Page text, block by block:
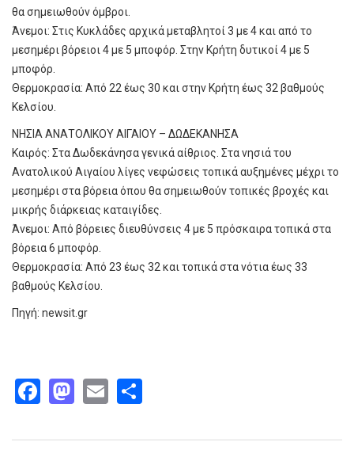
θα σημειωθούν όμβροι.
Άνεμοι: Στις Κυκλάδες αρχικά μεταβλητοί 3 με 4 και από το
μεσημέρι βόρειοι 4 με 5 μποφόρ. Στην Κρήτη δυτικοί 4 με 5
μποφόρ.
Θερμοκρασία: Από 22 έως 30 και στην Κρήτη έως 32 βαθμούς
Κελσίου.
ΝΗΣΙΑ ΑΝΑΤΟΛΙΚΟΥ ΑΙΓΑΙΟΥ – ΔΩΔΕΚΑΝΗΣΑ
Καιρός: Στα Δωδεκάνησα γενικά αίθριος. Στα νησιά του
Ανατολικού Αιγαίου λίγες νεφώσεις τοπικά αυξημένες μέχρι το
μεσημέρι στα βόρεια όπου θα σημειωθούν τοπικές βροχές και
μικρής διάρκειας καταιγίδες.
Άνεμοι: Από βόρειες διευθύνσεις 4 με 5 πρόσκαιρα τοπικά στα
βόρεια 6 μποφόρ.
Θερμοκρασία: Από 23 έως 32 και τοπικά στα νότια έως 33
βαθμούς Κελσίου.
Πηγή: newsit.gr
Facebook
Mastodon
Email